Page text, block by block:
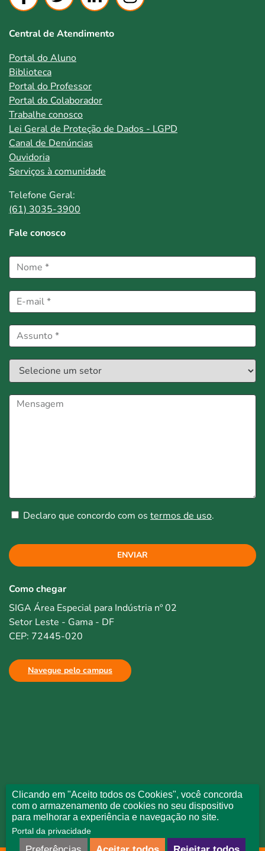
Central de Atendimento
Portal do Aluno
Biblioteca
Portal do Professor
Portal do Colaborador
Trabalhe conosco
Lei Geral de Proteção de Dados - LGPD
Canal de Denúncias
Ouvidoria
Serviços à comunidade
Telefone Geral:
(61) 3035-3900
Fale conosco
Declaro que concordo com os termos de uso.
ENVIAR
Como chegar
SIGA Área Especial para Indústria nº 02
Setor Leste - Gama - DF
CEP: 72445-020
Navegue pelo campus
Clicando em "Aceito todos os Cookies", você concorda
com o armazenamento de cookies no seu dispositivo
para melhorar a experiência e navegação no site.
Portal da privacidade